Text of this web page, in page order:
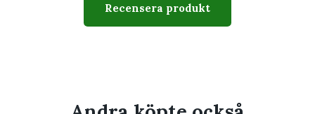
Den är enkel att kombinera med vita och grå detaljer.
Recensera produkt